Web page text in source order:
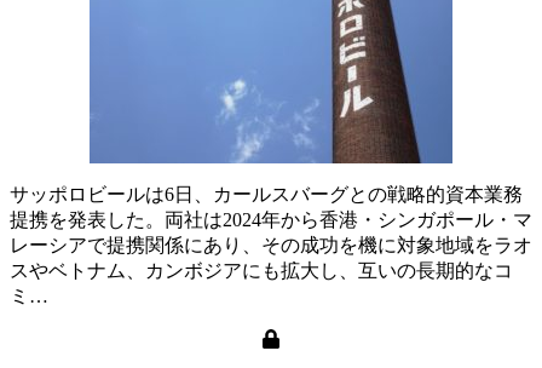
サッポロビールは6日、カールスバーグとの戦略的資本業務
提携を発表した。両社は2024年から香港・シンガポール・マ
レーシアで提携関係にあり、その成功を機に対象地域をラオ
スやベトナム、カンボジアにも拡大し、互いの長期的なコ
ミ…